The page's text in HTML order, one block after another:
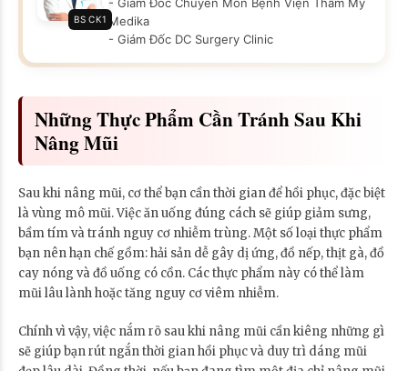
BS CK1 Medika
- Giám Đốc DC Surgery Clinic
Những Thực Phẩm Cần Tránh Sau Khi
Nâng Mũi
Sau khi nâng mũi, cơ thể bạn cần thời gian để hồi phục, đặc biệt
là vùng mô mũi. Việc ăn uống đúng cách sẽ giúp giảm sưng,
bầm tím và tránh nguy cơ nhiễm trùng. Một số loại thực phẩm
bạn nên hạn chế gồm: hải sản dễ gây dị ứng, đồ nếp, thịt gà, đồ
cay nóng và đồ uống có cồn. Các thực phẩm này có thể làm
mũi lâu lành hoặc tăng nguy cơ viêm nhiễm.
Chính vì vậy, việc nắm rõ sau khi nâng mũi cần kiêng những gì
sẽ giúp bạn rút ngắn thời gian hồi phục và duy trì dáng mũi